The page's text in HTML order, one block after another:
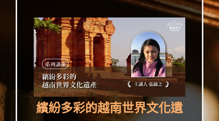
繽紛多彩的越南世界文化遺